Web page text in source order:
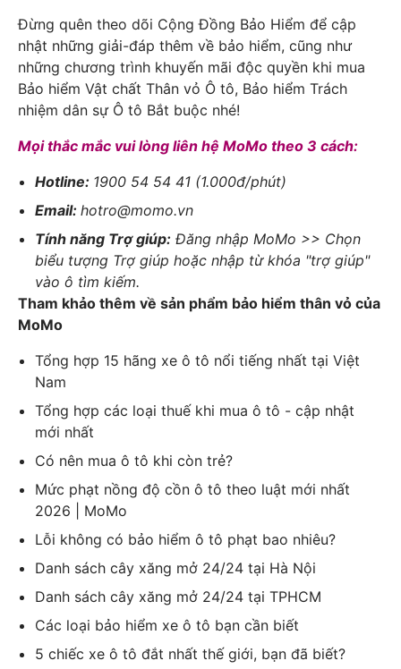
Đừng quên theo dõi Cộng Đồng Bảo Hiểm để cập
nhật những giải-đáp thêm về bảo hiểm, cũng như
những chương trình khuyến mãi độc quyền khi mua
Bảo hiểm Vật chất Thân vỏ Ô tô, Bảo hiểm Trách
nhiệm dân sự Ô tô Bắt buộc nhé!
Mọi thắc mắc vui lòng liên hệ MoMo theo 3 cách:
Hotline: 1900 54 54 41 (1.000đ/phút)
Email:hotro@momo.vn
Tính năng Trợ giúp: Đăng nhập MoMo >> Chọn
biểu tượng Trợ giúp hoặc nhập từ khóa "trợ giúp"
vào ô tìm kiếm.
Tham khảo thêm về sản phẩm bảo hiểm thân vỏ của
MoMo
Tổng hợp 15 hãng xe ô tô nổi tiếng nhất tại Việt
Nam
Tổng hợp các loại thuế khi mua ô tô - cập nhật
mới nhất
Có nên mua ô tô khi còn trẻ?
Mức phạt nồng độ cồn ô tô theo luật mới nhất
2026 | MoMo
Lỗi không có bảo hiểm ô tô phạt bao nhiêu?
Danh sách cây xăng mở 24/24 tại Hà Nội
Danh sách cây xăng mở 24/24 tại TPHCM
Các loại bảo hiểm xe ô tô bạn cần biết
5 chiếc xe ô tô đắt nhất thế giới, bạn đã biết?